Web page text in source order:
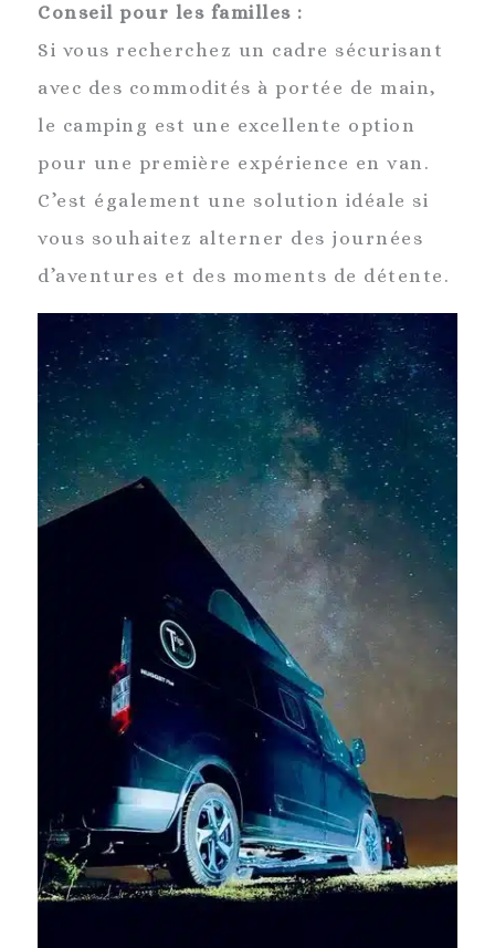
Conseil pour les familles :
Si vous recherchez un cadre sécurisant
avec des commodités à portée de main,
le camping est une excellente option
pour une première expérience en van.
C’est également une solution idéale si
vous souhaitez alterner des journées
d’aventures et des moments de détente.